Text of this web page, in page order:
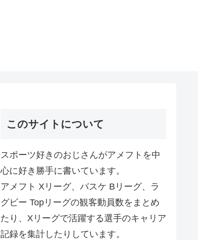
このサイトについて
スポーツ好きのおじさんがアメフトを中
心に好き勝手に書いています。
アメフト Xリーグ、バスケ Bリーグ、ラ
グビー Topリーグの観客動員数をまとめ
たり、Xリーグで活躍する選手のキャリア
記録を集計したりしています。